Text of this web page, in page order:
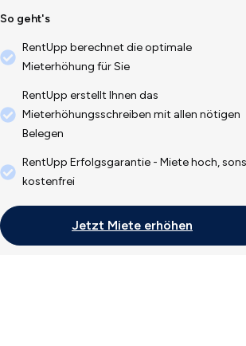
So geht's
RentUpp berechnet die optimale
Mieterhöhung für Sie
RentUpp erstellt Ihnen das
Mieterhöhungsschreiben mit allen nötigen
Belegen
RentUpp Erfolgsgarantie - Miete hoch,
kostenfrei
Jetzt Miete erhöhen